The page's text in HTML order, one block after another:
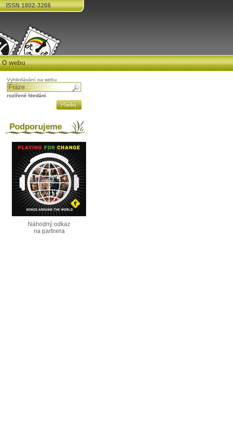
ISSN 1802-3266
O webu
Vyhledávání na webu
rozířené hledání
Podporujeme
Náhodný odkaz
na partnera